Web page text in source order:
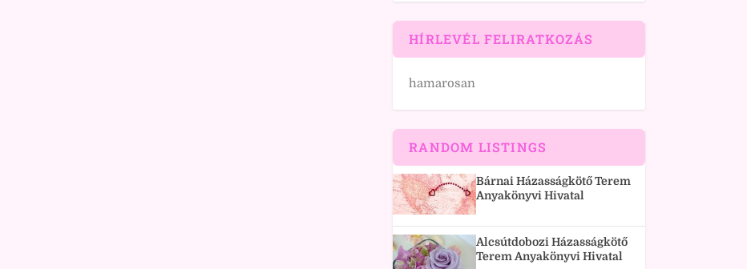
HÍRLEVÉL FELIRATKOZÁS
hamarosan
RANDOM LISTINGS
Bárnai Házasságkötő Terem
Anyakönyvi Hivatal
Alcsútdobozi Házasságkötő
Terem Anyakönyvi Hivatal